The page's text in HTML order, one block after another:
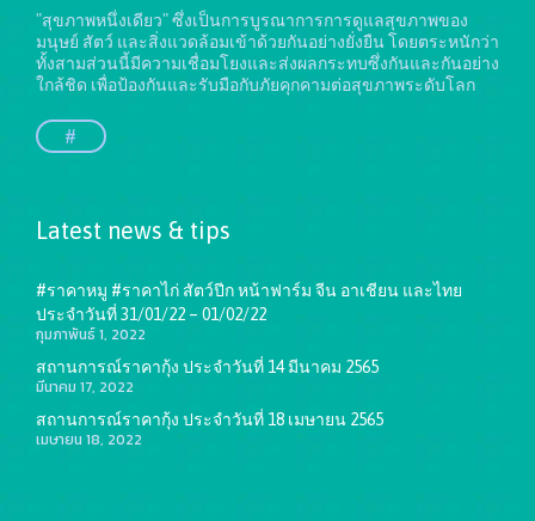
"สุขภาพหนึ่งเดียว" ซึ่งเป็นการบูรณาการการดูแลสุขภาพของ
มนุษย์ สัตว์ และสิ่งแวดล้อมเข้าด้วยกันอย่างยั่งยืนโดยตระหนักว่า
ทั้งสามส่วนนี้มีความเชื่อมโยงและส่งผลกระทบซึ่งกันและกันอย่าง
ใกล้ชิด เพื่อป้องกันและรับมือกับภัยคุกคามต่อสุขภาพระดับโลก
#
Latest news & tips
#ราคาหมู #ราคาไก่ สัตว์ปีก หน้าฟาร์ม จีน อาเชียน และไทย
ประจำวันที่ 31/01/22 – 01/02/22
กุมภาพันธ์ 1, 2022
สถานการณ์ราคากุ้ง ประจำวันที่ 14 มีนาคม 2565
มีนาคม 17, 2022
สถานการณ์ราคากุ้ง ประจำวันที่ 18 เมษายน 2565
เมษายน 18, 2022